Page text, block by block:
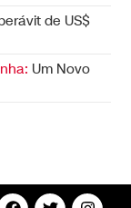
de US$
Um Novo